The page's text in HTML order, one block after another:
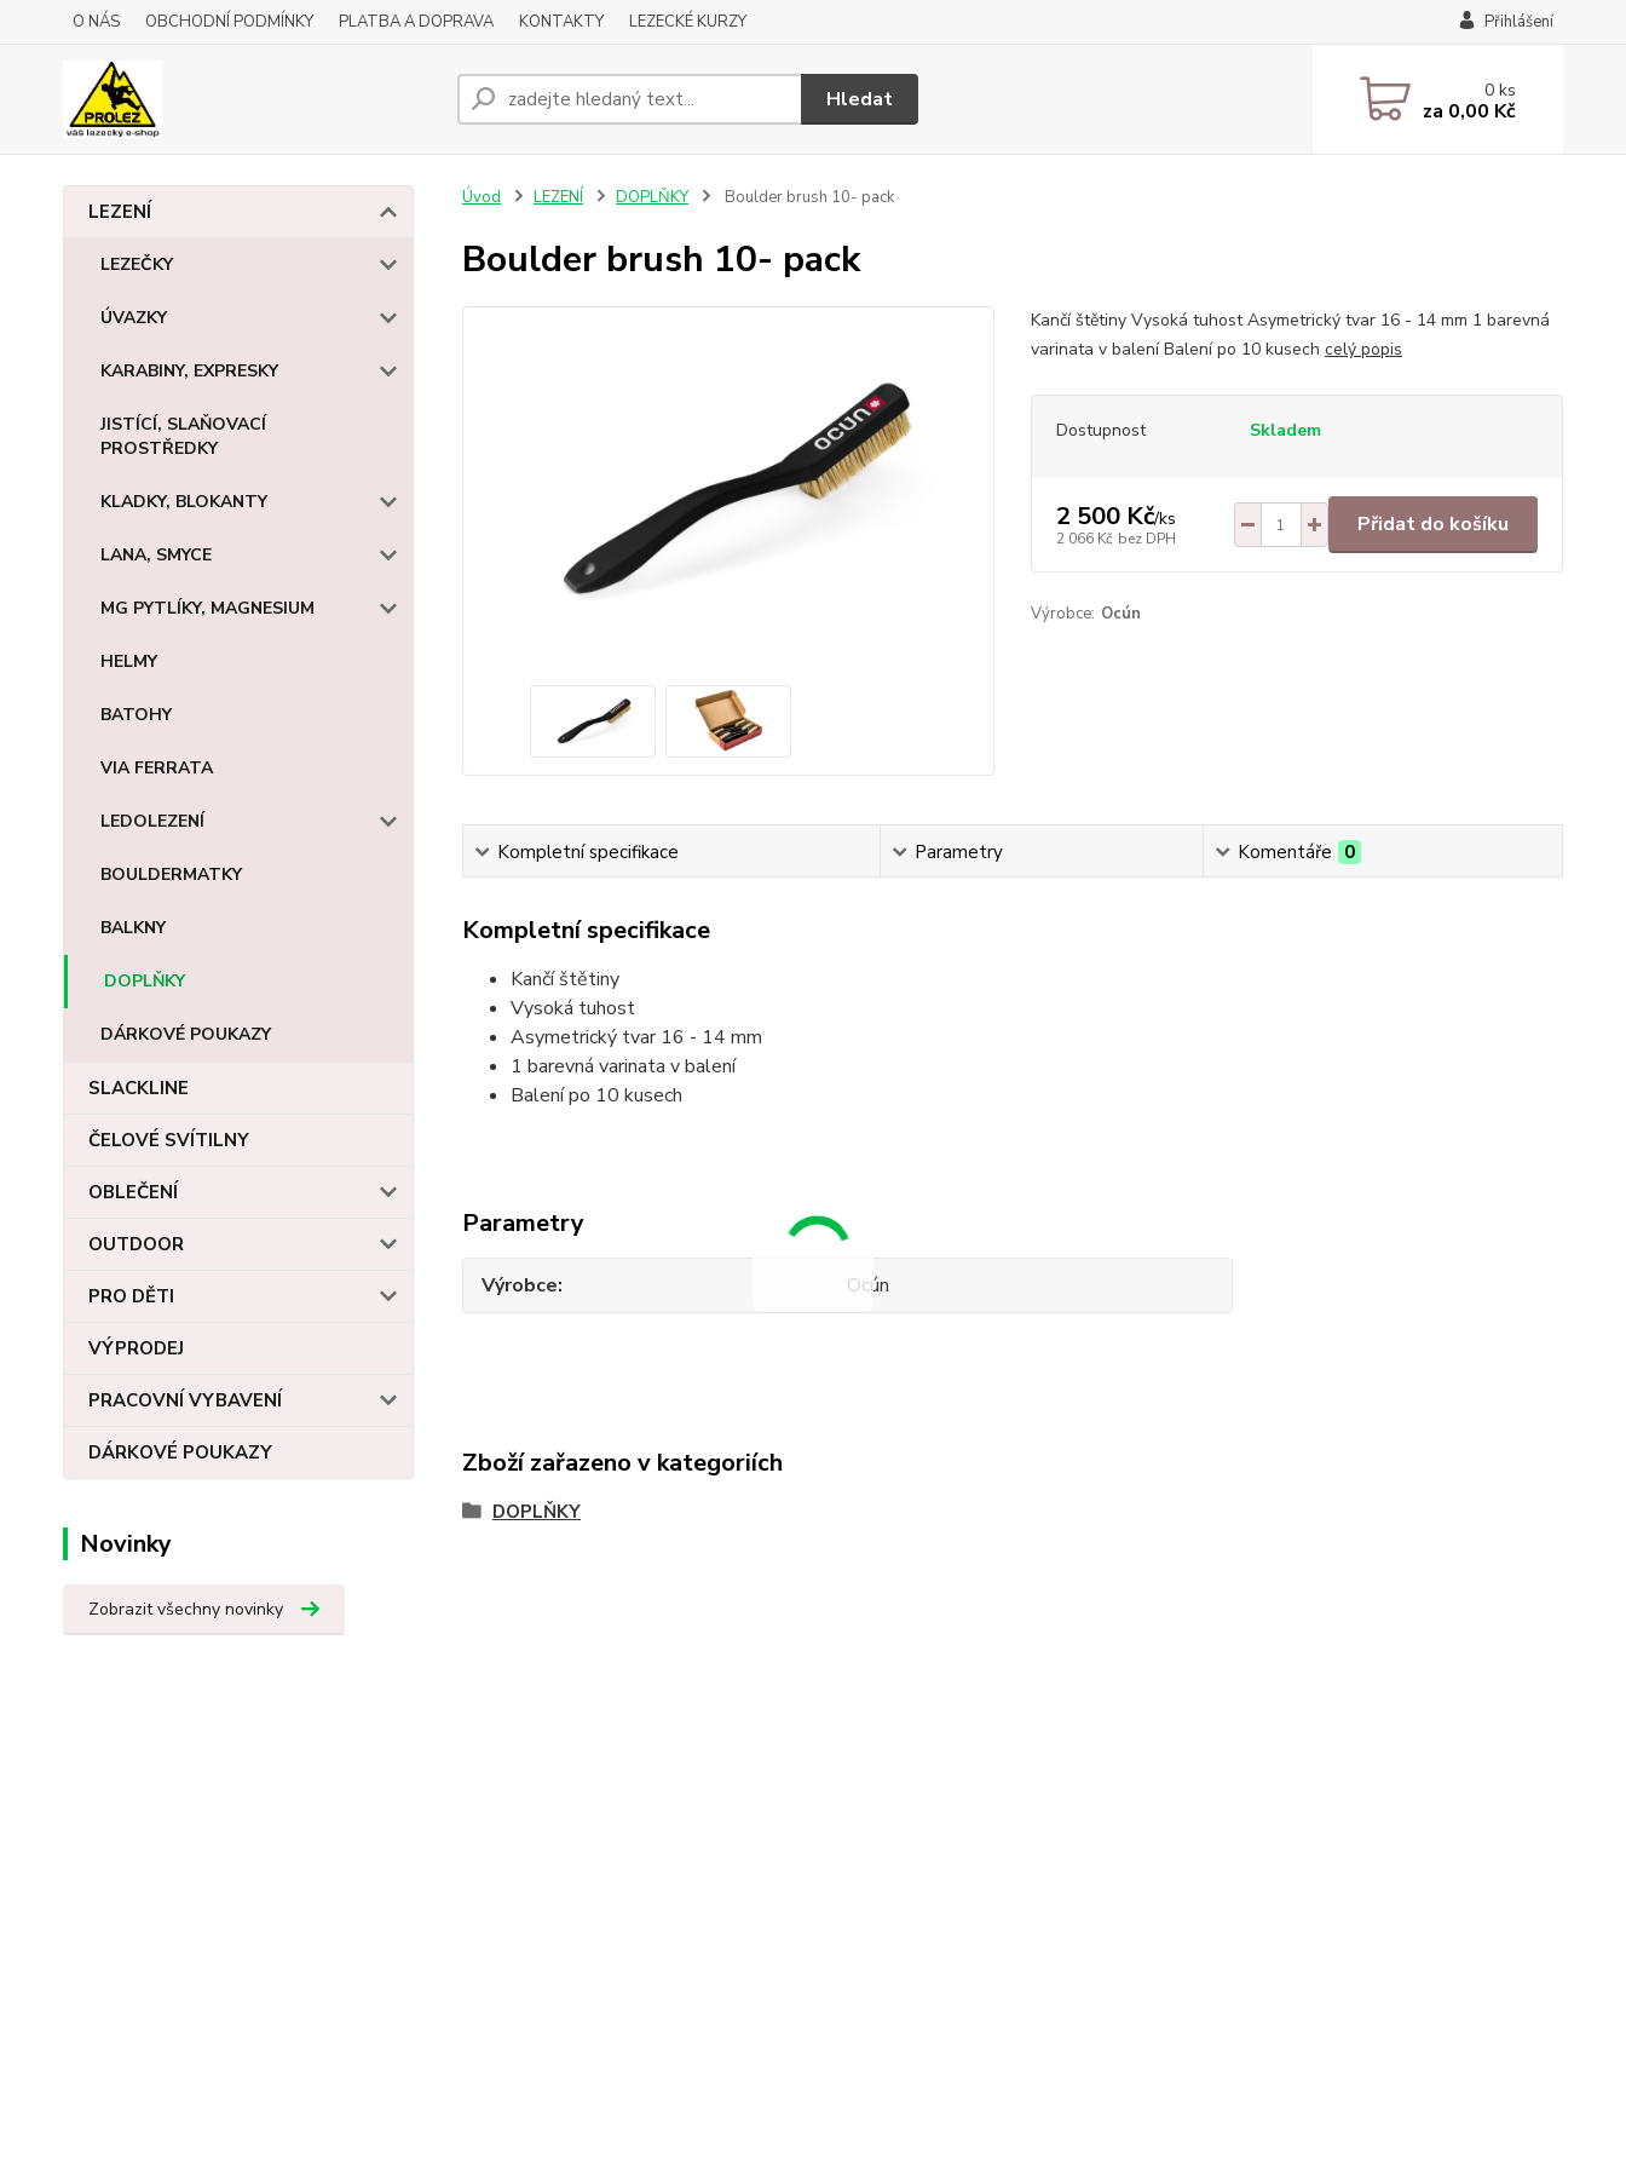
O NÁS OBCHODNÍ PODMÍNKY PLATBA A DOPRAVA KONTAKTY LEZECKÉ KURZY Přihlášení
Hledat 0ks
za 0,00 Kč
LEZENÍ
LEZEČKY
ÚVAZKY
KARABINY, EXPRESKY
JISTÍCÍ, SLAŇOVACÍ
PROSTŘEDKY
KLADKY, BLOKANTY
LANA, SMYCE
MG PYTLÍKY, MAGNESIUM
HELMY
BATOHY
VIA FERRATA
LEDOLEZENÍ
BOULDERMATKY
BALKNY
DOPLŇKY
DÁRKOVÉ POUKAZY
SLACKLINE
ČELOVÉ SVÍTILNY
OBLEČENÍ
OUTDOOR
PRO DĚTI
VÝPRODEJ
PRACOVNÍ VYBAVENÍ
DÁRKOVÉ POUKAZY
Novinky
Zobrazit všechny novinky
Úvod LEZENÍ DOPLŇKY Boulder brush 10- pack
Boulder brush 10- pack
Kančí štětiny Vysoká tuhost Asymetrický tvar 16 - 14 mm 1 barevná
varinata v balení Balení po 10 kusech celý popis
Dostupnost Skladem
2 500 Kč/ks
2 066 Kč bez DPH
Přidat do košíku
Výrobce: Ocún
Kompletní specifikace Parametry Komentáře 0
Kompletní specifikace
Kančí štětiny
Vysoká tuhost
Asymetrický tvar 16 - 14 mm
1 barevná varinata v balení
Balení po 10 kusech
Parametry
Výrobce Ocún
Zboží zařazeno v kategoriích
DOPLŇKY